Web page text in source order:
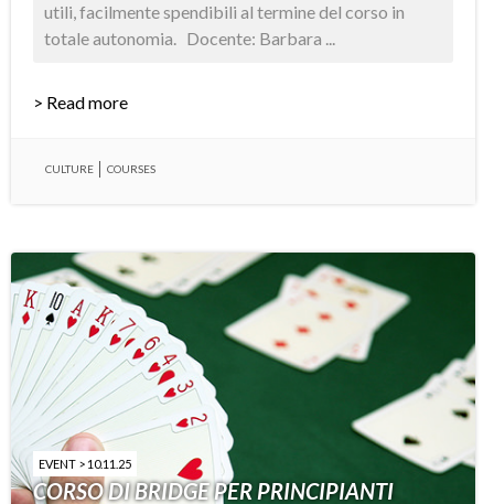
utili, facilmente spendibili al termine del corso in
totale autonomia. Docente: Barbara ...
> Read more
CULTURE COURSES
EVENT > 10.11.25
CORSO DI BRIDGE PER PRINCIPIANTI